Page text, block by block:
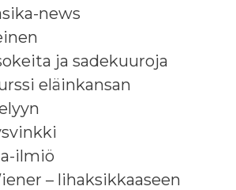
news
ja sadekuuroja
eläinkansan
ilmiö
– lihaksikkaaseen